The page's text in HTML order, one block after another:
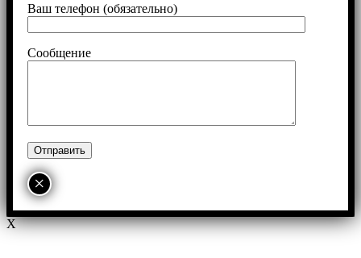
Ваш телефон (обязательно)
Сообщение
×
X